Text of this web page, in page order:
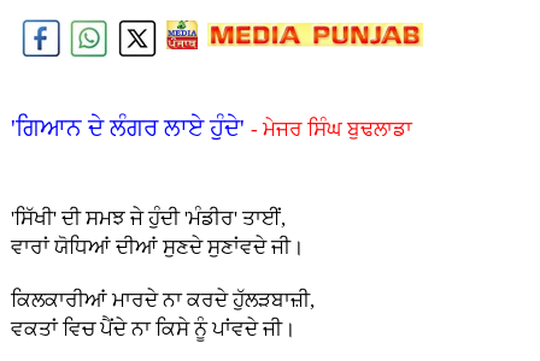
'ਗਿਆਨ ਦੇ ਲੰਗਰ ਲਾਏ ਹੁੰਦੇ' - ਮੇਜਰ ਸਿੰਘ ਬੁਢਲਾਡਾ
'ਸਿੱਖੀ' ਦੀ ਸਮਝ ਜੇ ਹੁੰਦੀ 'ਮੰਡੀਰ' ਤਾਈਂ,
ਵਾਰਾਂ ਯੋਧਿਆਂ ਦੀਆਂ ਸੁਣਦੇ ਸੁਣਾਂਵਦੇ ਜੀ।
ਕਿਲਕਾਰੀਆਂ ਮਾਰਦੇ ਨਾ ਕਰਦੇ ਹੁੱਲੜਬਾਜ਼ੀ,
ਵਕਤਾਂ ਵਿਚ ਪੈਂਦੇ ਨਾ ਕਿਸੇ ਨੂੰ ਪਾਂਵਦੇ ਜੀ।